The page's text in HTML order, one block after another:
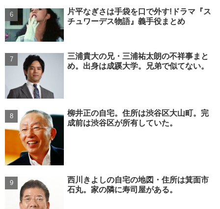
片平なぎさは手袋を口で外す!ドラマ『ス
チュワーデス物語』義手役まとめ
三浦貴大の兄・三浦祐太朗の不祥事まと
め。出身は成蹊大学。兄弟で似てない。
柳井正の自宅。住所は渋谷区大山町。完
成前は渋谷区が所有していた。
西川きよしの自宅の地図・住所は箕面市
石丸。家の隣に寿司屋がある。